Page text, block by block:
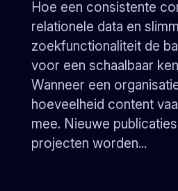
Hoe een consistente
relationele data en
zoekfunctionaliteit de
voor een schaalbaar
Wanneer een
hoeveelheid content
mee. Nieuwe
projecten worden...